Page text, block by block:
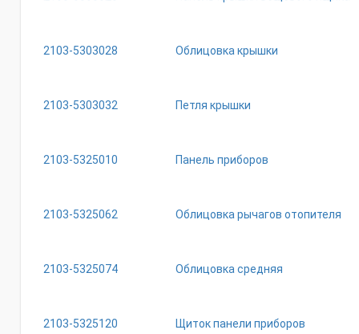
2103-5303028 Облицовка крышки
2103-5303032 Петля крышки
2103-5325010 Панель приборов
2103-5325062 Облицовка рычагов отопителя
2103-5325074 Облицовка средняя
2103-5325120 Щиток панели приборов